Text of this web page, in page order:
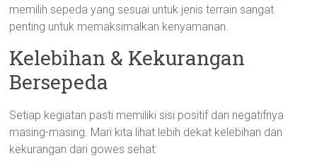
memilih sepeda yang sesuai untuk jenis terrain sangat
penting untuk memaksimalkan kenyamanan.
Kelebihan & Kekurangan
Bersepeda
Setiap kegiatan pasti memiliki sisi positif dan negatifnya
masing-masing. Mari kita lihat lebih dekat kelebihan dan
kekurangan dari gowes sehat: